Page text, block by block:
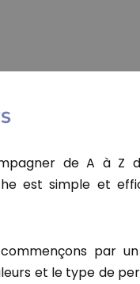
de A à Z
est simple et
par
et le type de